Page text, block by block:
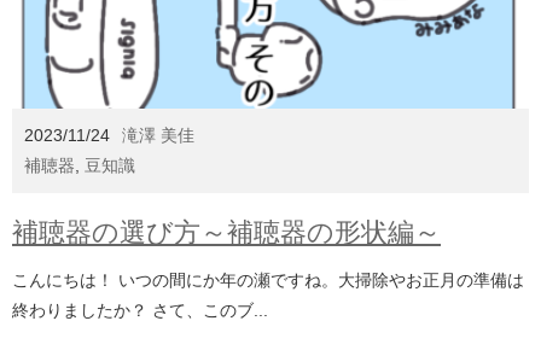
2023/11/24
滝澤 美佳
補聴器
豆知識
補聴器の選び方～補聴器の形状編～
こんにちは！ いつの間にか年の瀬ですね。大掃除やお正月の準備は
終わりましたか？ さて、このブ...